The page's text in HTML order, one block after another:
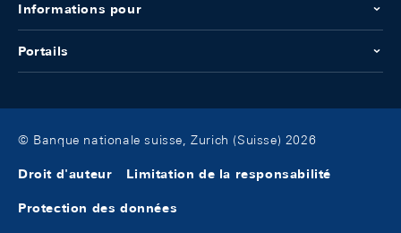
Informations pour
Portails
© Banque nationale suisse, Zurich (Suisse) 2026
Droit d'auteur Limitation de la responsabilité
Protection des données